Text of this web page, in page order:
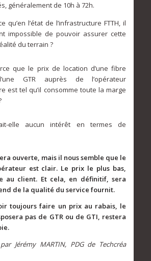
généralement de 10h à 72h.
qu’en l’état de l’infrastructure FTTH, il
impossible de pouvoir assurer cette
du terrain ?
que le prix de location d’une fibre
GTR auprès de l’opérateur
est tel qu’il consomme toute la marge
elle aucun intérêt en termes de
ouverte, mais il nous semble que le
est clair. Le prix le plus bas,
au client. Et cela, en définitif, sera
de la qualité du service fournit.
toujours faire un prix au rabais, le
pas de GTR ou de GTI, restera
Jérémy MARTIN, PDG de Techcréa